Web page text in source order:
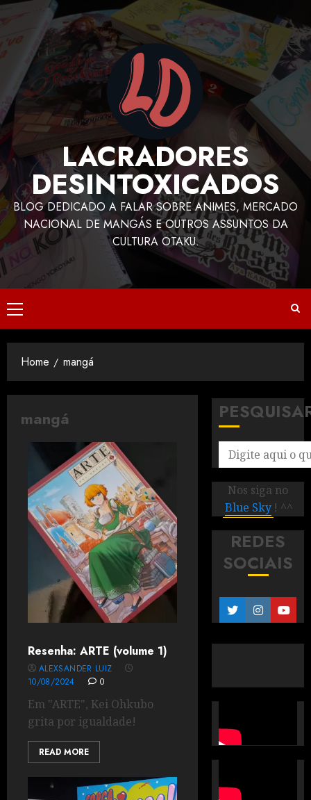
LACRADORES
DESINTOXICADOS
BLOG DEDICADO A FALAR SOBRE ANIMES, MERCADO
NACIONAL DE MANGÁS E OUTROS ASSUNTOS DA
CULTURA OTAKU.
Home mangá
mangá
Resenha: ARTE (volume 1)
ALEXSANDER LUIZ
10/08/2024
0
Em "ARTE", Kei Ohkubo
grita por igualdade!
READ MORE
Nos siga no
Blue Sky ! ^^
REDES
SOCIAIS